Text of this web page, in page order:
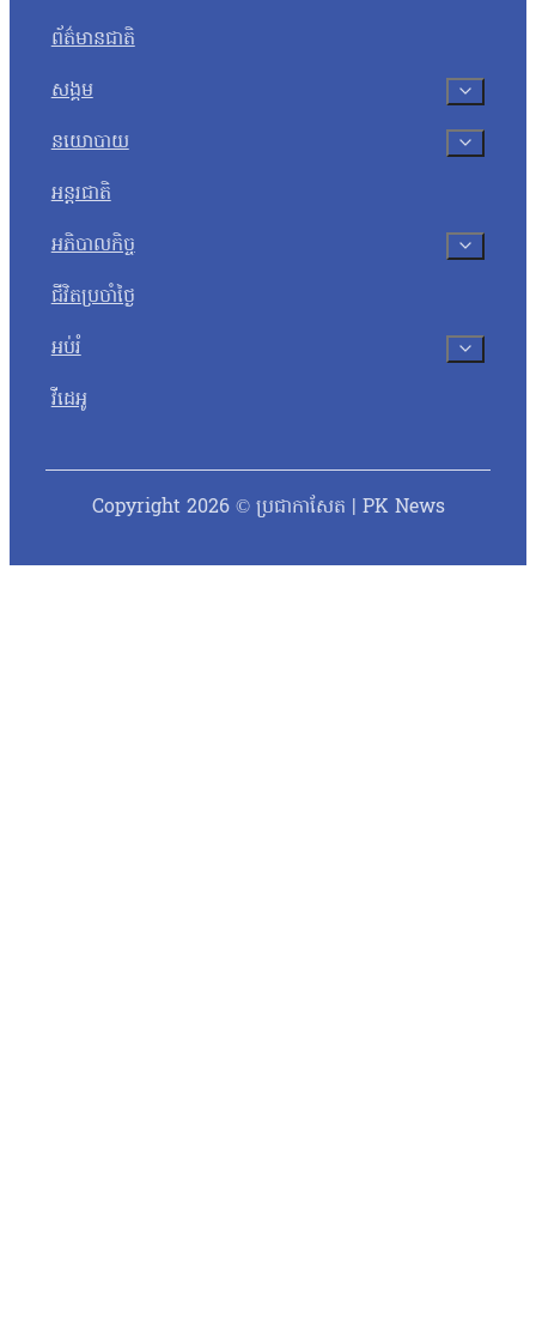
ព័ត៌មានជាតិ
សង្គម
នយោបាយ
អន្តរជាតិ
អភិបាលកិច្ច
ជីវិតប្រចាំថ្ងៃ
អប់រំ
វីដេអូ
Copyright 2026 © ប្រជាកាសែត | PK News